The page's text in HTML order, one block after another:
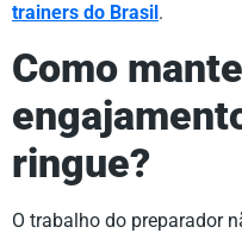
trainers do Brasil .
Como
ringue?
O trabalho do preparador